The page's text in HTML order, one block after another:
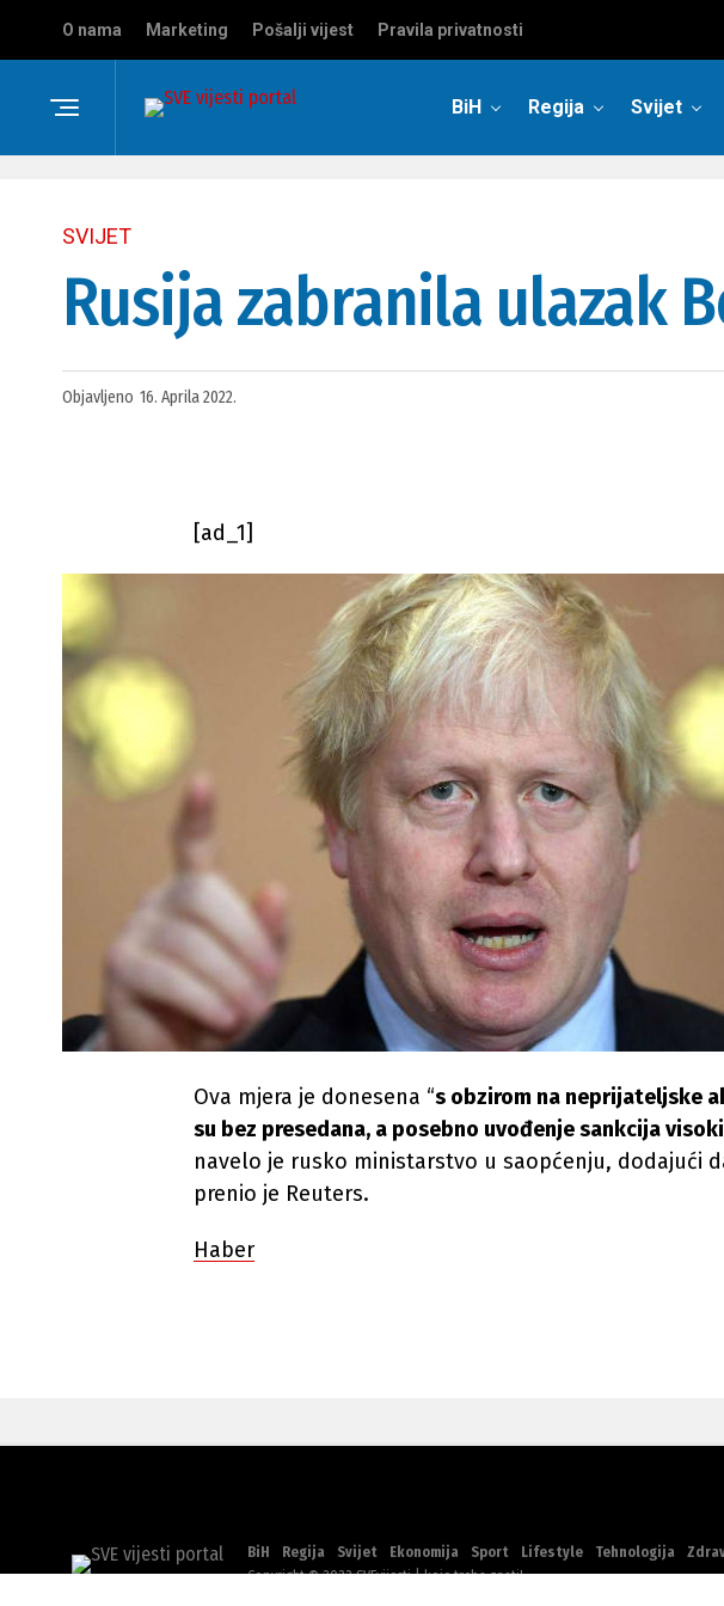
O nama Marketing Pošalji vijest Pravila privatnosti
BiH Regija Svijet
SVIJET
Rusija zabranila ulazak
Objavljeno 16. Aprila 2022.
[ad_1]
Ova mjera je donesena “s obzirom na neprijateljske
su bez presedana, a posebno uvođenje sankcija
navelo je rusko ministarstvo u saopćenju, dodajući
prenio je Reuters.
Haber
BiH Regija Svijet Ekonomija Sport Lifestyle Tehnologija
Copyright © 2022 SVEvijesti | koje treba znati!